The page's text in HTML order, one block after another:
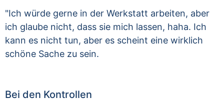
"Ich würde gerne in der Werkstatt arbeiten, aber
ich glaube nicht, dass sie mich lassen, haha. Ich
kann es nicht tun, aber es scheint eine wirklich
schöne Sache zu sein.
Bei den Kontrollen